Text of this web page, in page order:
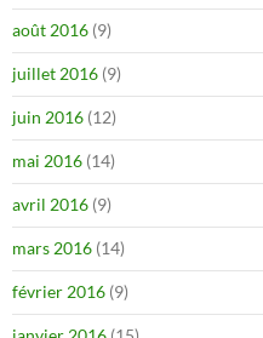
août 2016 (9)
juillet 2016 (9)
juin 2016 (12)
mai 2016 (14)
avril 2016 (9)
mars 2016 (14)
février 2016 (9)